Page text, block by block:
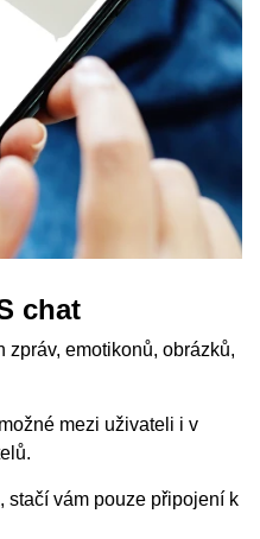
chat
zpráv, emotikonů, obrázků,
mezi uživateli i v
stačí vám pouze připojení k